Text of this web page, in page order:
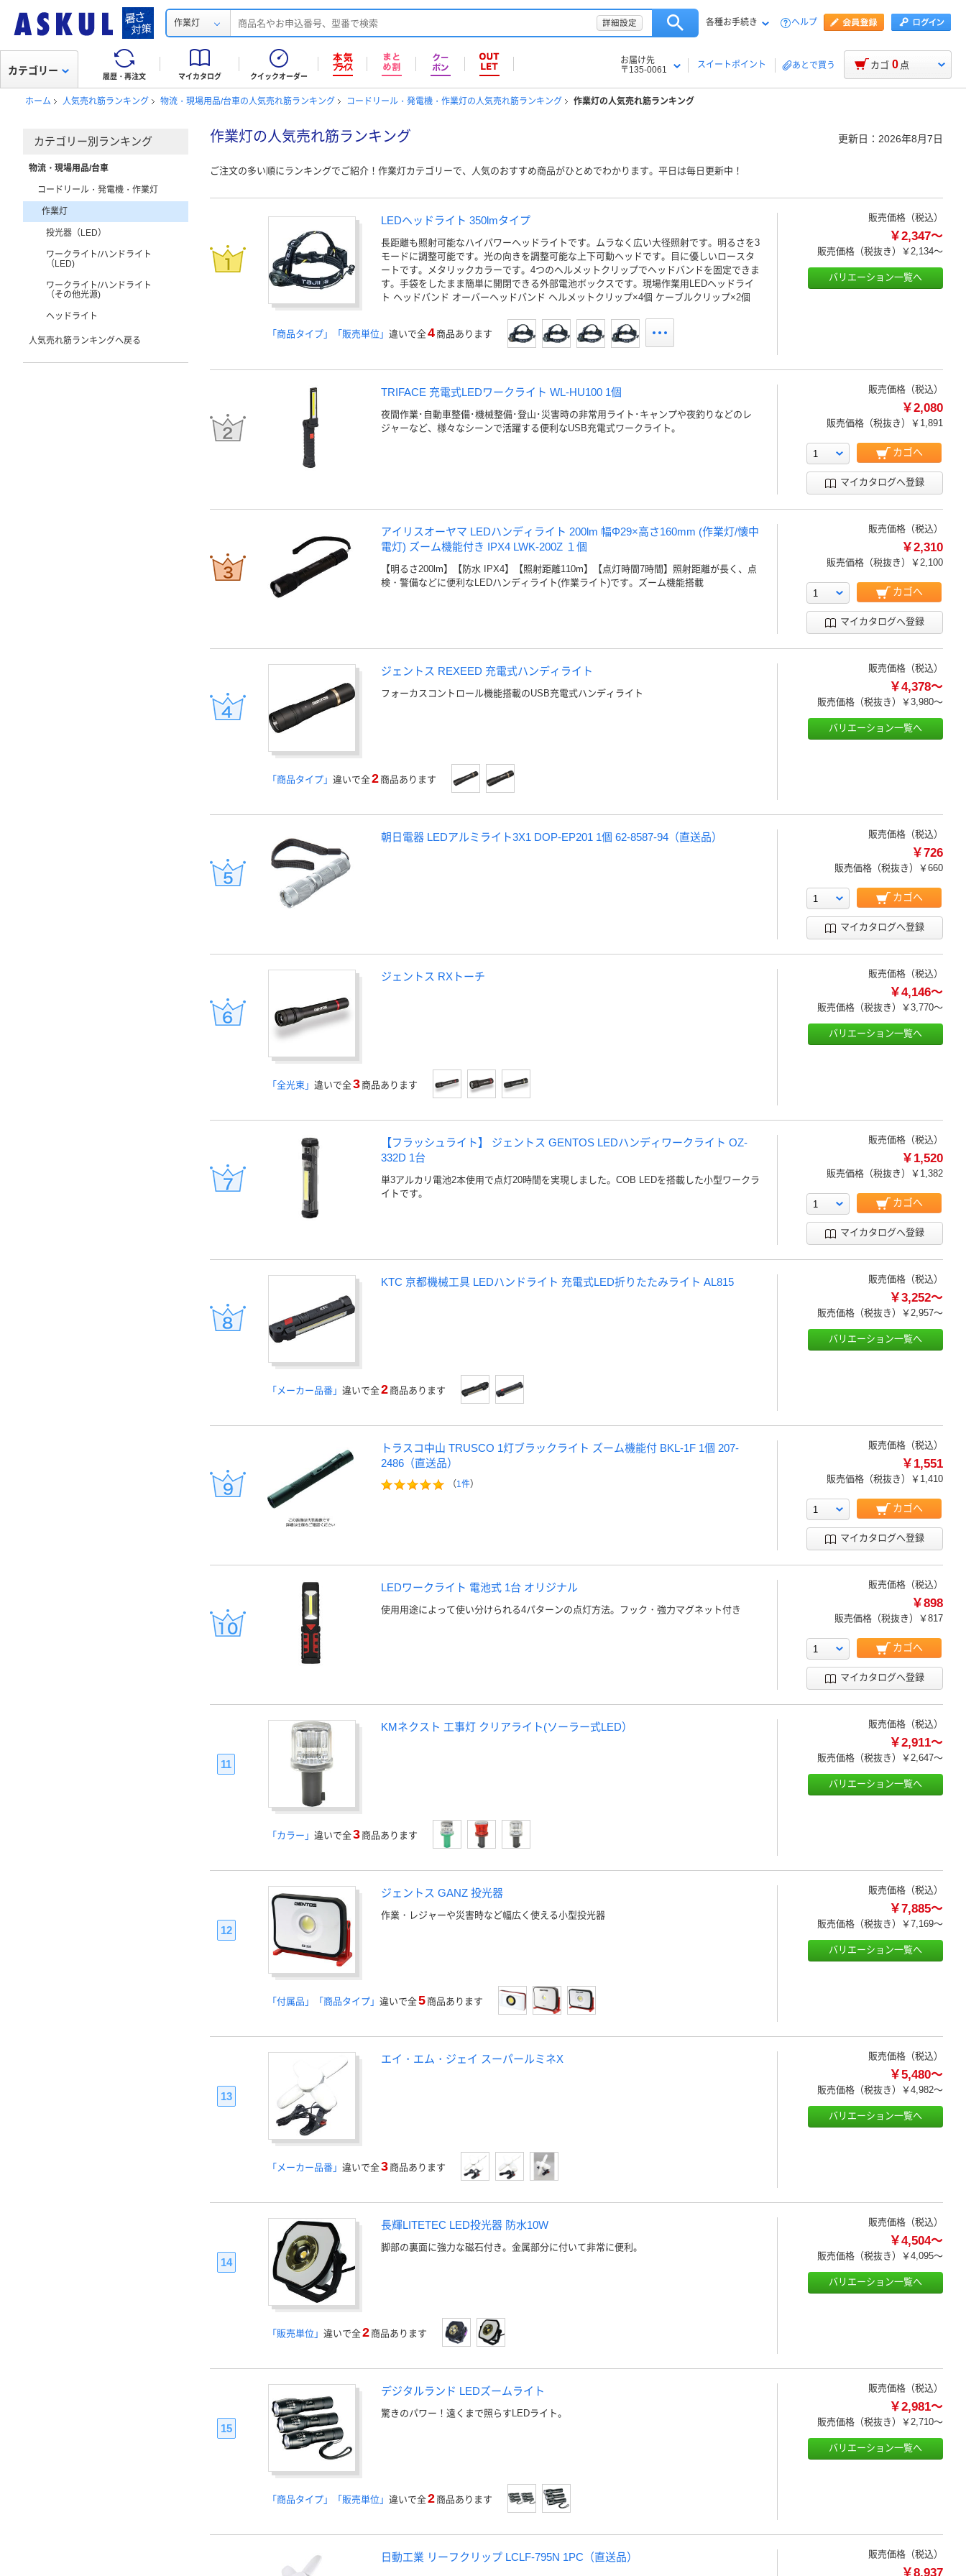
作業灯 詳細設定 各種お手続き ヘルプ
履歴・再注文 マイカタログ クイックオーダー
お届け先
〒135-0061
スイートポイント あとで買う
カテゴリー カゴ 0 点
ホーム 人気売れ筋ランキング 物流・現場用品/台車の人気売れ筋ランキング コードリール・発電機・作業灯の人気売れ筋ランキング 作業灯の人気売れ筋ランキング
作業灯の人気売れ筋ランキング 更新日： 2026年8月7日
ご注文の多い順にランキングでご紹介！作業灯カテゴリーで、人気のおすすめ商品がひとめでわかります。平日は毎日更新中！
LEDヘッドライト 350lmタイプ
長距離も照射可能なハイパワーヘッドライトです。ムラなく広い大径照射です。明るさを3
モードに調整可能です。光の向きを調整可能な上下可動ヘッドです。目に優しいロースタ
ートです。メタリックカラーです。4つのヘルメットクリップでヘッドバンドを固定できま
す。手袋をしたまま簡単に開閉できる外部電池ボックスです。現場作業用LEDヘッドライ
ト ヘッドバンド オーバーヘッドバンド ヘルメットクリップ×4個 ケーブルクリップ×2個
「商品タイプ」「販売単位」 違いで全4 商品あります
販売価格（税込）
￥2,347～
販売価格（税抜き） ￥2,134～
バリエーション一覧へ
TRIFACE 充電式LEDワークライト WL-HU100 1個
夜間作業･自動車整備･機械整備･登山･災害時の非常用ライト･キャンプや夜釣りなどのレ
ジャーなど、様々なシーンで活躍する便利なUSB充電式ワークライト。
販売価格（税込）
￥2,080
販売価格（税抜き） ￥1,891
カゴへ
マイカタログへ登録
アイリスオーヤマ LEDハンディライト 200lm 幅Φ29×高さ160mm (作業灯/懐中
電灯) ズーム機能付き IPX4 LWK-200Z １個
【明るさ200lm】【防水 IPX4】【照射距離110m】【点灯時間7時間】照射距離が長く、点
検・警備などに便利なLEDハンディライト(作業ライト)です。ズーム機能搭載
販売価格（税込）
￥2,310
販売価格（税抜き） ￥2,100
カゴへ
マイカタログへ登録
ジェントス REXEED 充電式ハンディライト
フォーカスコントロール機能搭載のUSB充電式ハンディライト
「商品タイプ」 違いで全2 商品あります
販売価格（税込）
￥4,378～
販売価格（税抜き） ￥3,980～
バリエーション一覧へ
朝日電器 LEDアルミライト3X1 DOP-EP201 1個 62-8587-94（直送品） 販売価格（税込）
￥726
販売価格（税抜き） ￥660
カゴへ
マイカタログへ登録
ジェントス RXトーチ
「全光束」 違いで全3 商品あります
販売価格（税込）
￥4,146～
販売価格（税抜き） ￥3,770～
バリエーション一覧へ
【フラッシュライト】 ジェントス GENTOS LEDハンディワークライト OZ-
332D 1台
単3アルカリ電池2本使用で点灯20時間を実現しました。COB LEDを搭載した小型ワークラ
イトです。
販売価格（税込）
￥1,520
販売価格（税抜き） ￥1,382
カゴへ
マイカタログへ登録
KTC 京都機械工具 LEDハンドライト 充電式LED折りたたみライト AL815
「メーカー品番」 違いで全2 商品あります
販売価格（税込）
￥3,252～
販売価格（税抜き） ￥2,957～
バリエーション一覧へ
トラスコ中山 TRUSCO 1灯ブラックライト ズーム機能付 BKL-1F 1個 207-
2486（直送品）
（1件）
販売価格（税込）
￥1,551
販売価格（税抜き） ￥1,410
カゴへ
マイカタログへ登録
LEDワークライト 電池式 1台 オリジナル
使用用途によって使い分けられる4パターンの点灯方法。フック・強力マグネット付き
販売価格（税込）
￥898
販売価格（税抜き） ￥817
カゴへ
マイカタログへ登録
11
KMネクスト 工事灯 クリアライト(ソーラー式LED）
「カラー」 違いで全3 商品あります
販売価格（税込）
￥2,911～
販売価格（税抜き） ￥2,647～
バリエーション一覧へ
12
ジェントス GANZ 投光器
作業・レジャーや災害時など幅広く使える小型投光器
「付属品」「商品タイプ」 違いで全5 商品あります
販売価格（税込）
￥7,885～
販売価格（税抜き） ￥7,169～
バリエーション一覧へ
13
エイ・エム・ジェイ スーパールミネX
「メーカー品番」 違いで全3 商品あります
販売価格（税込）
￥5,480～
販売価格（税抜き） ￥4,982～
バリエーション一覧へ
14
長輝LITETEC LED投光器 防水10W
脚部の裏面に強力な磁石付き。金属部分に付いて非常に便利。
「販売単位」 違いで全2 商品あります
販売価格（税込）
￥4,504～
販売価格（税抜き） ￥4,095～
バリエーション一覧へ
15
デジタルランド LEDズームライト
驚きのパワー！遠くまで照らすLEDライト。
「商品タイプ」「販売単位」 違いで全2 商品あります
販売価格（税込）
￥2,981～
販売価格（税抜き） ￥2,710～
バリエーション一覧へ
日動工業 リーフクリップ LCLF-795N 1PC（直送品） 販売価格（税込）
￥8,937
カテゴリー別ランキング
物流・現場用品/台車
コードリール・発電機・作業灯
作業灯
投光器（LED）
ワークライト/ハンドライト
（LED)
ワークライト/ハンドライト
（その他光源)
ヘッドライト
人気売れ筋ランキングへ戻る